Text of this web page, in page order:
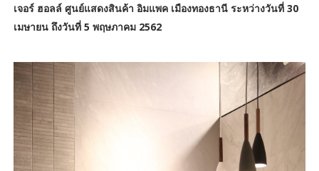
เจอร์ ฮอลล์ ศูนย์แสดงสินค้า อิมแพค เมืองทองธานี ระหว่างวันที่ 30
เมษายน ถึงวันที่ 5 พฤษภาคม 2562